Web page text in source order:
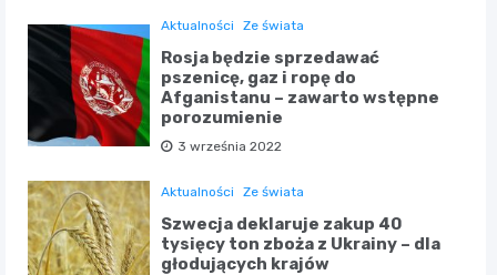
Aktualności Ze świata
Rosja będzie sprzedawać
pszenicę, gaz i ropę do
Afganistanu – zawarto wstępne
porozumienie
3 września 2022
Aktualności Ze świata
Szwecja deklaruje zakup 40
tysięcy ton zboża z Ukrainy – dla
głodujących krajów